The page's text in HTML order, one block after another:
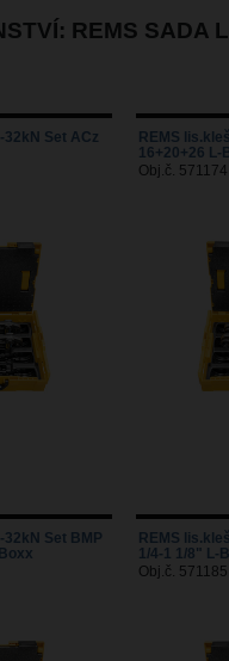
REMS SADA
32kN Set ACz
REMS
16+20+26 L-
Obj.č. 571174
32kN Set BMP
REMS
1/4-1 1/8" L-
Obj.č. 571185